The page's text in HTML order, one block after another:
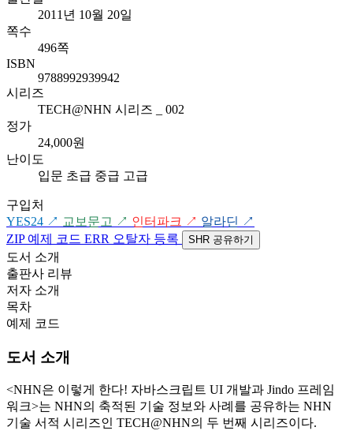
2011년 10월 20일
쪽수
496쪽
ISBN
9788992939942
시리즈
TECH@NHN 시리즈 _ 002
정가
24,000원
난이도
입문 초급 중급 고급
구입처
YES24 ↗ 교보문고 ↗ 인터파크 ↗ 알라딘 ↗
ZIP예제 코드 ERR 오탈자 등록 SHR 공유하기
도서 소개
출판사 리뷰
저자 소개
목차
예제 코드
도서 소개
<NHN은 이렇게 한다! 자바스크립트 UI 개발과 Jindo 프레임
워크>는 NHN의 축적된 기술 정보와 사례를 공유하는 NHN
기술 서적 시리즈인 TECH@NHN의 두 번째 시리즈이다.